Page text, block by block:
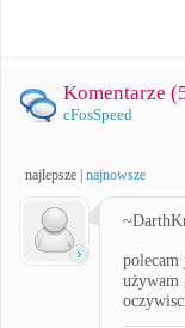
Komentarze (
cFosSpeed
najlepsze najnowsze
polecam
używam